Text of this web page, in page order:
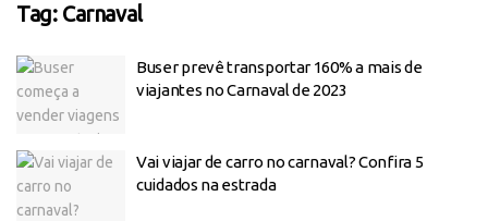
Tag: Carnaval
Buser prevê transportar 160% a mais de
viajantes no Carnaval de 2023
Vai viajar de carro no carnaval? Confira 5
cuidados na estrada